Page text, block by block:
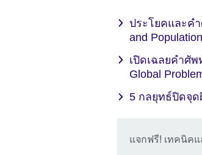
ประโยคและค
and
เปิดเฉลยคำศั
Global
5 กลยุทธ์ปิดจุด
แจกฟรี! เทคนิค